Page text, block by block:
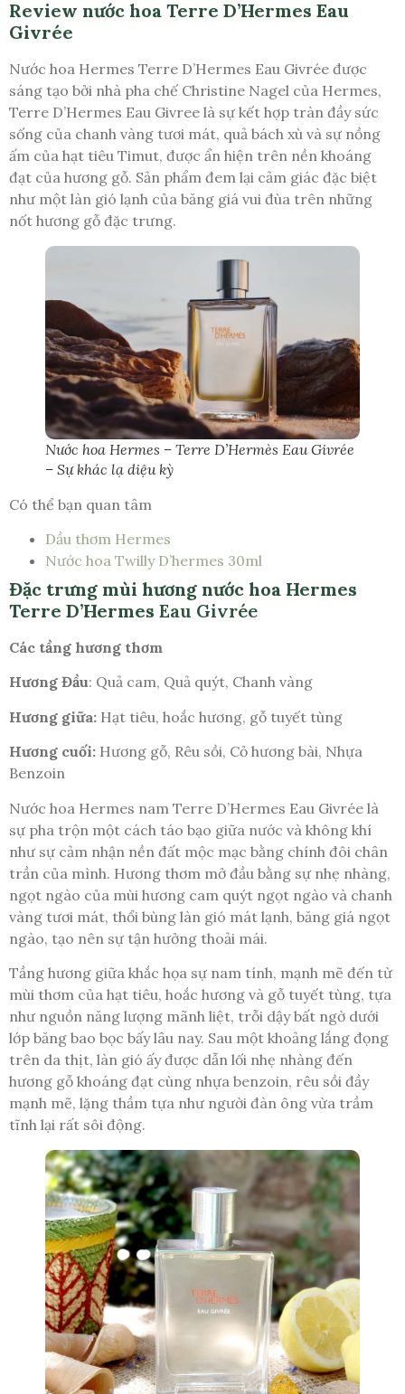
Review nước hoa Terre D’Hermes Eau
Givrée
Nước hoa Hermes Terre D’Hermes Eau Givrée được
sáng tạo bởi nhà pha chế Christine Nagel của Hermes,
Terre D’Hermes Eau Givree là sự kết hợp tràn đầy sức
sống của chanh vàng tươi mát, quả bách xù và sự nồng
ấm của hạt tiêu Timut, được ẩn hiện trên nền khoáng
đạt của hương gỗ. Sản phẩm đem lại cảm giác đặc biệt
như một làn gió lạnh của băng giá vui đùa trên những
nốt hương gỗ đặc trưng.
Nước hoa Hermes – Terre D’Hermès Eau Givrée
– Sự khác lạ diệu kỳ
Có thể bạn quan tâm
Dầu thơm Hermes
Nước hoa Twilly D’hermes 30ml
Đặc trưng mùi hương nước hoa Hermes
Terre D’Hermes Eau Givrée
Các tầng hương thơm
Hương Đầu: Quả cam, Quả quýt, Chanh vàng
Hương giữa: Hạt tiêu, hoắc hương, gỗ tuyết tùng
Hương cuối: Hương gỗ, Rêu sồi, Cỏ hương bài, Nhựa
Benzoin
Nước hoa Hermes nam Terre D’Hermes Eau Givrée là
sự pha trộn một cách táo bạo giữa nước và không khí
như sự cảm nhận nền đất mộc mạc bằng chính đôi chân
trần của mình. Hương thơm mở đầu bằng sự nhẹ nhàng,
ngọt ngào của mùi hương cam quýt ngọt ngào và chanh
vàng tươi mát, thổi bùng làn gió mát lạnh, băng giá ngọt
ngào, tạo nên sự tận hưởng thoải mái.
Tầng hương giữa khắc họa sự nam tính, mạnh mẽ đến từ
mùi thơm của hạt tiêu, hoắc hương và gỗ tuyết tùng, tựa
như nguồn năng lượng mãnh liệt, trỗi dậy bất ngờ dưới
lớp băng bao bọc bấy lâu nay. Sau một khoảng lắng đọng
trên da thịt, làn gió ấy được dẫn lối nhẹ nhàng đến
hương gỗ khoáng đạt cùng nhựa benzoin, rêu sồi đầy
mạnh mẽ, lặng thầm tựa như người đàn ông vừa trầm
tĩnh lại rất sôi động.